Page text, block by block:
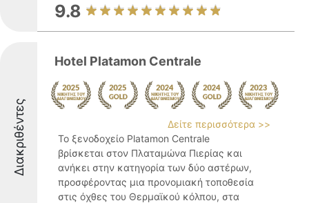
9.8
Διακριθέντες
Hotel Platamon Centrale
Δείτε περισσότερα >>
Το ξενοδοχείο Platamon Centrale
βρίσκεται στον Πλαταμώνα Πιερίας και
ανήκει στην κατηγορία των δύο αστέρων,
προσφέροντας μια προνομιακή τοποθεσία
στις όχθες του Θερμαϊκού κόλπου, στα